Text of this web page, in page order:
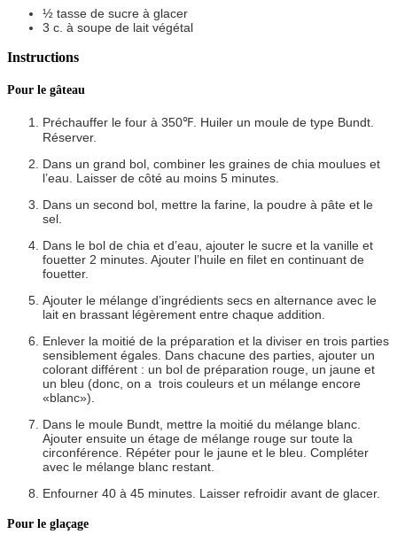
½ tasse de sucre à glacer
3 c. à soupe de lait végétal
Instructions
Pour le gâteau
Préchauffer le four à 350℉. Huiler un moule de type Bundt.
Réserver.
Dans un grand bol, combiner les graines de chia moulues et
l’eau. Laisser de côté au moins 5 minutes.
Dans un second bol, mettre la farine, la poudre à pâte et le
sel.
Dans le bol de chia et d’eau, ajouter le sucre et la vanille et
fouetter 2 minutes. Ajouter l’huile en filet en continuant de
fouetter.
Ajouter le mélange d’ingrédients secs en alternance avec le
lait en brassant légèrement entre chaque addition.
Enlever la moitié de la préparation et la diviser en trois parties
sensiblement égales. Dans chacune des parties, ajouter un
colorant différent : un bol de préparation rouge, un jaune et
un bleu (donc, on a trois couleurs et un mélange encore
«blanc»).
Dans le moule Bundt, mettre la moitié du mélange blanc.
Ajouter ensuite un étage de mélange rouge sur toute la
circonférence. Répéter pour le jaune et le bleu. Compléter
avec le mélange blanc restant.
Enfourner 40 à 45 minutes. Laisser refroidir avant de glacer.
Pour le glaçage